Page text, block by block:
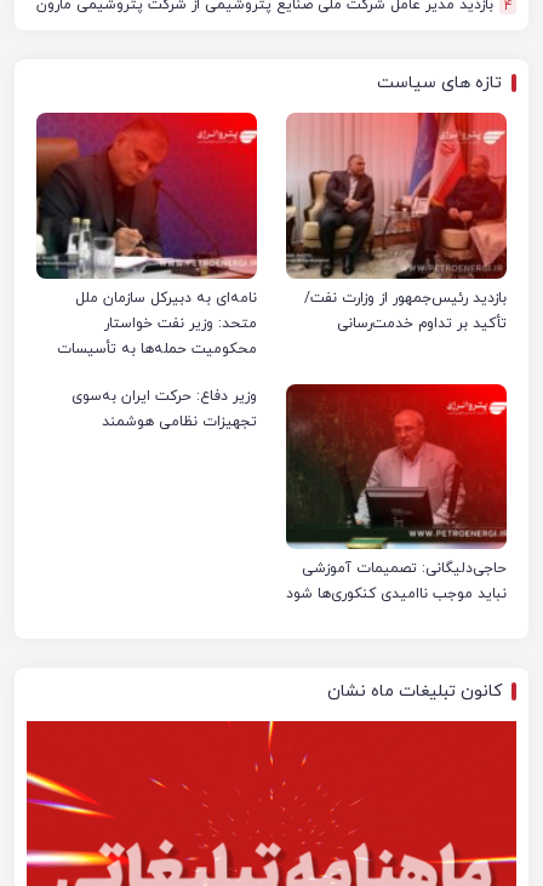
4 بازدید مدیر عامل شرکت ملی صنایع پتروشیمی از شرکت پتروشیمی مارون
تازه های سیاست
بازدید رئیس‌جمهور از وزارت نفت/
تأکید بر تداوم خدمت‌رسانی
نامه‌ای به دبیرکل سازمان ملل
متحد: وزیر نفت خواستار
محکومیت حمله‌ها به تأسیسات
حاجی‌دلیگانی: تصمیمات آموزشی
نباید موجب ناامیدی کنکوری‌ها شود
وزیر دفاع: حرکت ایران به‌سوی
تجهیزات نظامی هوشمند
کانون تبلیغات ماه نشان